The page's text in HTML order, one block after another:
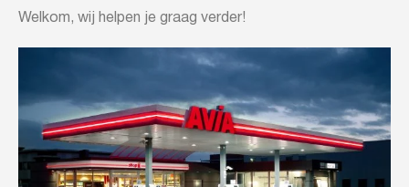
Welkom, wij helpen je graag verder!